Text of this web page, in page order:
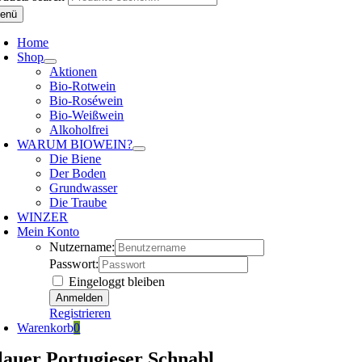
Home
Shop
Aktionen
Bio-Rotwein
Bio-Roséwein
Bio-Weißwein
Alkoholfrei
WARUM BIOWEIN?
Die Biene
Der Boden
Grundwasser
Die Traube
WINZER
Mein Konto
Nutzername:
Passwort:
Eingeloggt bleiben
Registrieren
Warenkorb0